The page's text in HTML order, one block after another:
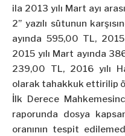
ila 2013 yılı Mart ayı
2” yazılı sütunun
ayında 595,00 TL,
2015 yılı Mart ayında
239,00 TL, 2016 yılı
olarak tahakkuk ettirilip
İlk Derece
raporunda dosya
oranının tespit